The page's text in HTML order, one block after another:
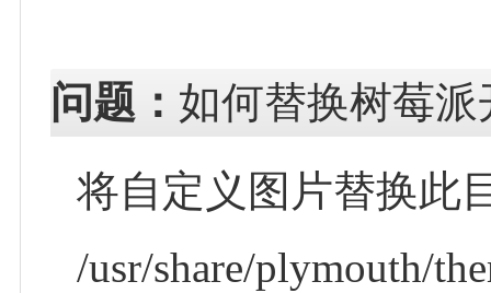
问题： 如何替换树莓
将自定义图片替换此
/usr/share/plymouth/